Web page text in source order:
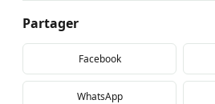
Partager
Facebook
WhatsApp